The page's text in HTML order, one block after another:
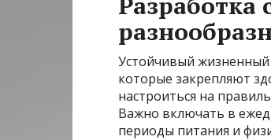
Устойчивый
которые закрепляют
настроиться на
Важно включать в
периоды питания и